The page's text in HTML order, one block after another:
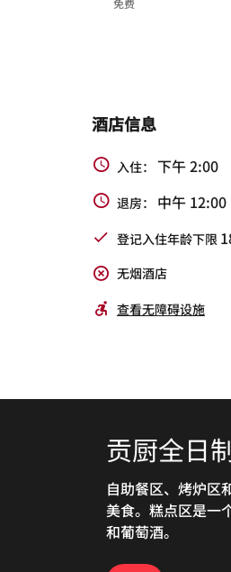
酒店信息
入住： 下午 2:00
退房： 中午 12:00
登记入住年龄下限
无烟酒店
查看无障碍设施
贡厨全日
自助餐区、烤炉区
美食。糕点区是一
和葡萄酒。
万豪中餐厅
大堂吧
大堂吧位于大堂，
好去处。大堂吧设
种蛋糕。夜间供应
紫琅院子
这间中式风味面馆
探索